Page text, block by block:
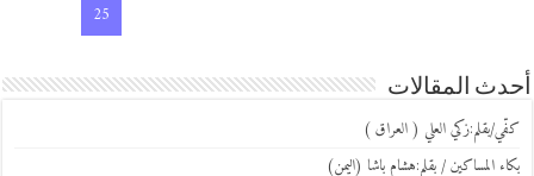
25
أحدث المقالات
كفّي/بقلم:زكي العلي ( العراق )
بكاء المساكين / بقلم:هشام باشا (اليمن)